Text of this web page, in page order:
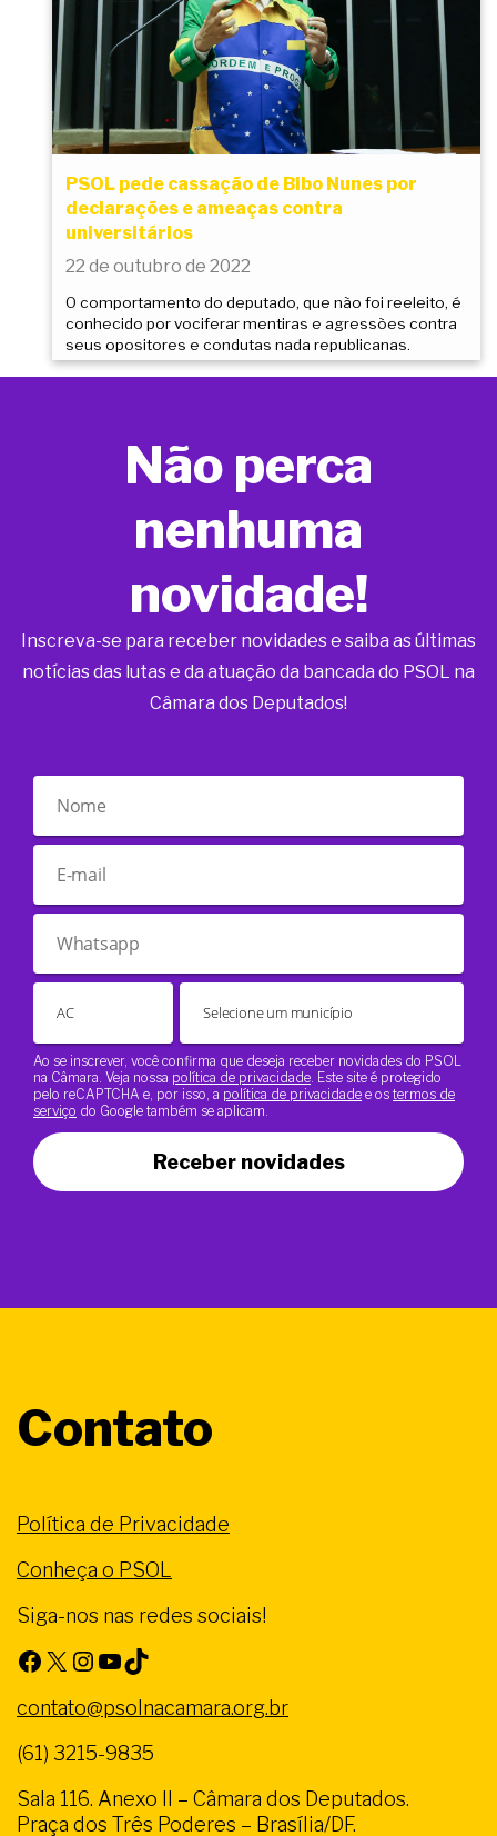
PSOL pede cassação de Bibo Nunes por
declarações e ameaças contra
universitários
22 de outubro de 2022
O comportamento do deputado, que não foi reeleito, é
conhecido por vociferar mentiras e agressões contra
seus opositores e condutas nada republicanas.
Não perca
nenhuma
novidade!
Inscreva-se para receber novidades e saiba as últimas
notícias das lutas e da atuação da bancada do PSOL na
Câmara dos Deputados!
Ao se inscrever, você confirma que deseja receber novidades do PSOL
na Câmara. Veja nossa política de privacidade . Este site é protegido
pelo reCAPTCHA e, por isso, a política de privacidade e os termos de
serviço do Google também se aplicam.
Receber novidades
Contato
Política de Privacidade
Conheça o PSOL
Siga-nos nas redes sociais!
Facebook X Instagram Youtube TikTok
contato@psolnacamara.org.br
(61) 3215-9835
Sala 116. Anexo II – Câmara dos Deputados.
Praça dos Três Poderes – Brasília/DF.